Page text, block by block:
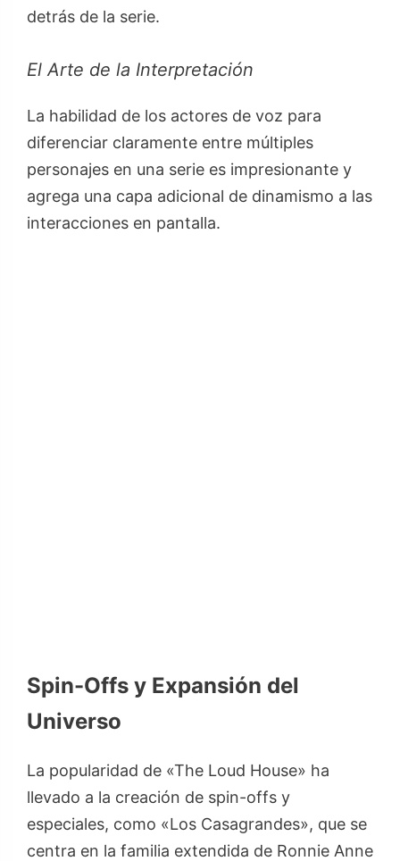
detrás de la serie.
El Arte de la Interpretación
La habilidad de los actores de voz para
diferenciar claramente entre múltiples
personajes en una serie es impresionante y
agrega una capa adicional de dinamismo a las
interacciones en pantalla.
Spin-Offs y Expansión del
Universo
La popularidad de «The Loud House» ha
llevado a la creación de spin-offs y
especiales, como «Los Casagrandes», que se
centra en la familia extendida de Ronnie Anne